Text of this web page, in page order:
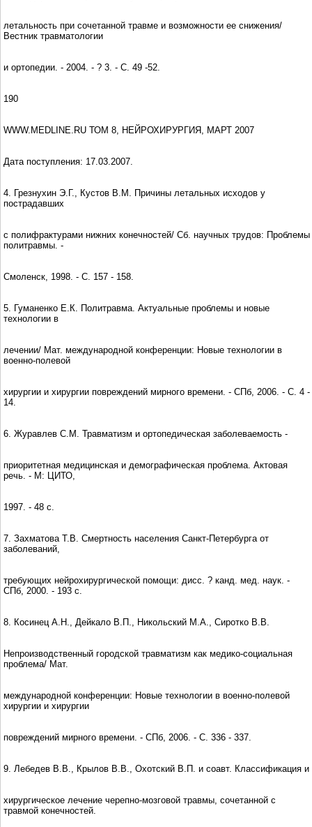
летальность при сочетанной травме и возможности ее снижения/
Вестник травматологии
и ортопедии. - 2004. - ? 3. - С. 49 -52.
190
WWW.MEDLINE.RU ТОМ 8, НЕЙРОХИРУРГИЯ, МАРТ 2007
Дата поступления: 17.03.2007.
4. Грезнухин Э.Г., Кустов В.М. Причины летальных исходов у
пострадавших
с полифрактурами нижних конечностей/ Сб. научных трудов: Проблемы
политравмы. -
Смоленск, 1998. - С. 157 - 158.
5. Гуманенко Е.К. Политравма. Актуальные проблемы и новые
технологии в
лечении/ Мат. международной конференции: Новые технологии в
военно-полевой
хирургии и хирургии повреждений мирного времени. - СПб, 2006. - С. 4 -
14.
6. Журавлев С.М. Травматизм и ортопедическая заболеваемость -
приоритетная медицинская и демографическая проблема. Актовая
речь. - М: ЦИТО,
1997. - 48 с.
7. Захматова Т.В. Смертность населения Санкт-Петербурга от
заболеваний,
требующих нейрохирургической помощи: дисс. ? канд. мед. наук. -
СПб, 2000. - 193 с.
8. Косинец А.Н., Дейкало В.П., Никольский М.А., Сиротко В.В.
Непроизводственный городской травматизм как медико-социальная
проблема/ Мат.
международной конференции: Новые технологии в военно-полевой
хирургии и хирургии
повреждений мирного времени. - СПб, 2006. - С. 336 - 337.
9. Лебедев В.В., Крылов В.В., Охотский В.П. и соавт. Классификация и
хирургическое лечение черепно-мозговой травмы, сочетанной с
травмой конечностей.